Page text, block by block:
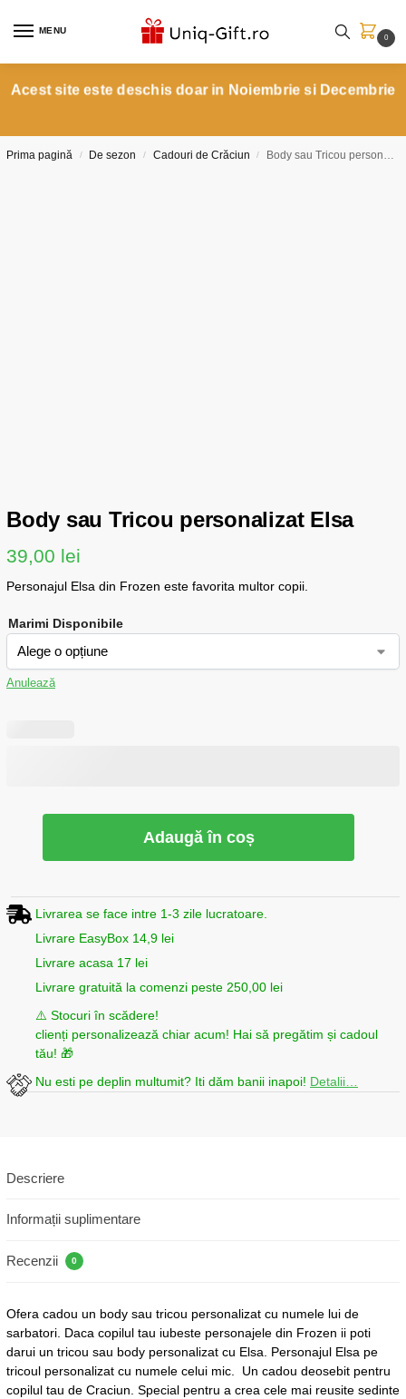
MENU
0
Acest site este deschis doar in Noiembrie si Decembrie
Prima pagină / De sezon / Cadouri de Crăciun / Body sau Tricou personalizat Elsa
Body sau Tricou personalizat Elsa
39,00 lei
Personajul Elsa din Frozen este favorita multor copii.
Marimi Disponibile
Anulează
Adaugă în coș
Livrarea se face intre 1-3 zile lucratoare.
Livrare EasyBox 14,9 lei
Livrare acasa 17 lei
Livrare gratuită la comenzi peste 250,00 lei
⚠️ Stocuri în scădere!
clienți personalizează chiar acum! Hai să pregătim și cadoul
tău! 🎁
Nu esti pe deplin multumit? Iti dăm banii inapoi! Detalii…
Descriere
Informații suplimentare
Recenzii 0
Ofera cadou un body sau tricou personalizat cu numele lui de
sarbatori. Daca copilul tau iubeste personajele din Frozen ii poti
darui un tricou sau body personalizat cu Elsa. Personajul Elsa pe
tricoul personalizat cu numele celui mic. Un cadou deosebit pentru
copilul tau de Craciun. Special pentru a crea cele mai reusite sedinte